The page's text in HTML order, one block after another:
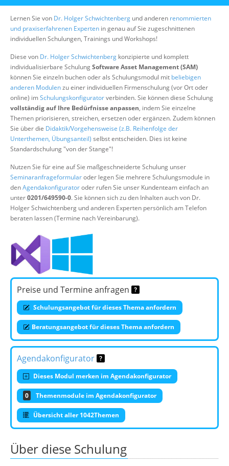
Über uns
Suche
Lernen Sie von Dr. Holger Schwichtenberg und anderen renommierten
und praxiserfahrenen Experten in genau auf Sie zugeschnittenen
individuellen Schulungen, Trainings und Workshops!
Diese von Dr. Holger Schwichtenberg konzipierte und komplett
individualisierbare SchulungSoftware Asset Management (SAM)
können Sie einzeln buchen oder als Schulungsmodul mit beliebigen
anderen Modulenzu einer individuellen Firmenschulung (vor Ort oder
online) imSchulungskonfiguratorverbinden. Sie können diese Schulung
vollständig auf Ihre Bedürfnisse anpassen, indem Sie einzelne
Themen priorisieren, streichen, ersetzen oder ergänzen. Zudem können
Sie über die Didaktik/Vorgehensweise (z.B. Reihenfolge der
Unterthemen, Übungsanteil) selbst entscheiden. Dies ist keine
Standardschulung "von der Stange"!
Nutzen Sie für eine auf Sie maßgeschneiderte Schulung unser
Seminaranfrageformularoder legen Sie mehrere Schulungsmodule in
denAgendakonfiguratoroder rufen Sie unser Kundenteam einfach an
unter0201/649590-0. Sie können sich zu den Inhalten auch von Dr.
Holger Schwichtenberg und anderen Experten persönlich am Telefon
beraten lassen (Termine nach Vereinbarung).
Preise und Termine anfragen
Schulungsangebot für dieses Thema anfordern
Beratungsangebot für dieses Thema anfordern
Agendakonfigurator
Dieses Modul merken im Agendakonfigurator
0 Themenmodule im Agendakonfigurator
Übersicht aller 1042Themen
Über diese Schulung